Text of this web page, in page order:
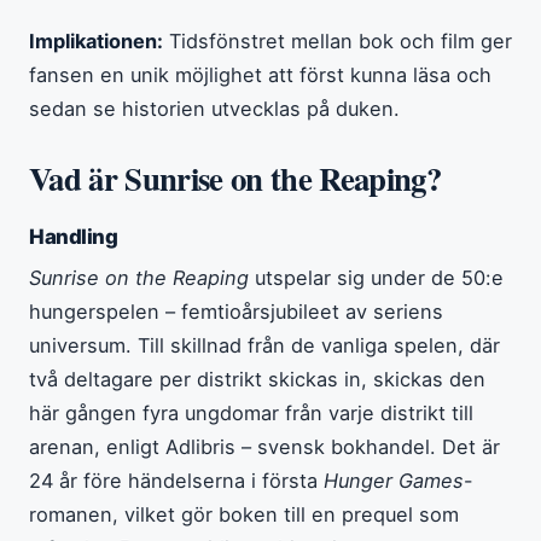
Implikationen: Tidsfönstret mellan bok och film ger
fansen en unik möjlighet att först kunna läsa och
sedan se historien utvecklas på duken.
Vad är Sunrise on the Reaping?
Handling
Sunrise on the Reaping utspelar sig under de 50:e
hungerspelen – femtioårsjubileet av seriens
universum. Till skillnad från de vanliga spelen, där
två deltagare per distrikt skickas in, skickas den
här gången fyra ungdomar från varje distrikt till
arenan, enligt Adlibris – svensk bokhandel. Det är
24 år före händelserna i första Hunger Games-
romanen, vilket gör boken till en prequel som